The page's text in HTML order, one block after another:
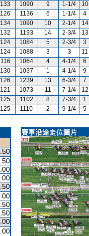
133 1090 9 1-1/4 10
126 1136 6 1-1/4 4
134 1090 10 2-1/4 14
132 1193 14 2-3/4 13
124 1084 5 2-3/4 3
124 1088 3 3 11
116 1064 4 4-1/4 6
130 1037 1 4-1/4 9
126 1239 13 6-3/4 7
121 1073 11 7-1/4 12
125 1102 8 7-3/4 1
125 1110 2 9-1/4 5
賽事沿途走位圖片